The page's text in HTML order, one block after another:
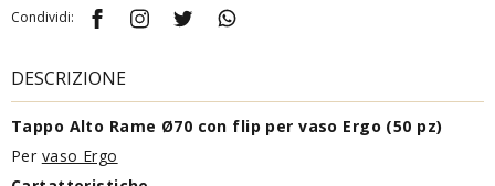
Condividi:
DESCRIZIONE
Tappo Alto Rame Ø70 con flip per vaso Ergo (50 pz)
Per vaso Ergo